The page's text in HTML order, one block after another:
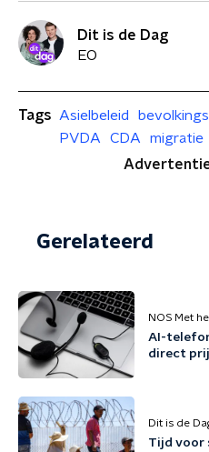
Dit is de Dag
EO
Tags Asielbeleid
PVDA
CDA
migratie
Gerelateerd
NOS Met
AI-
direct
Dit is de
Tijd voor